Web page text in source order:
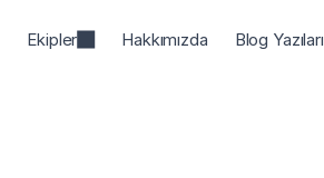
Ekipler Hakkımızda Blog Yazıları